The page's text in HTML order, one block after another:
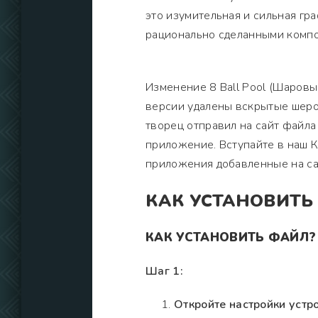
это изумительная и сильная
рационально сделанными
Изменение 8 Ball Pool
версии удалены вскрытые
творец отправил на сайт
приложение. Вступайте в наш
приложения добавленные на
КАК
КАК УСТАНОВИТЬ ФАЙЛ?
Шаг 1:
Откройте настройки